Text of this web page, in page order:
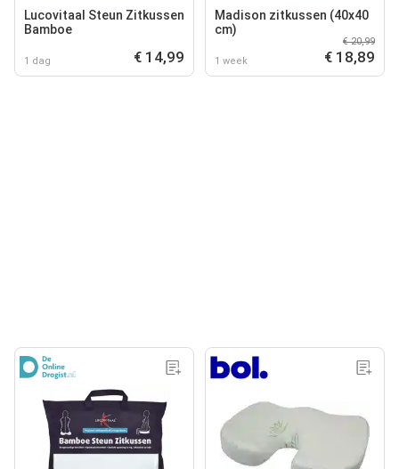
Lucovitaal Steun Zitkussen
Bamboe
1 dag € 14,99
Madison zitkussen (40x40
cm)
1 week
€ 20,99
€ 18,89